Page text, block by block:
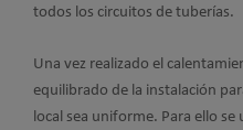
todos los circuitos de tuberías.
Una vez realizado el
equilibrado de la instalación
local sea uniforme. Para ello se